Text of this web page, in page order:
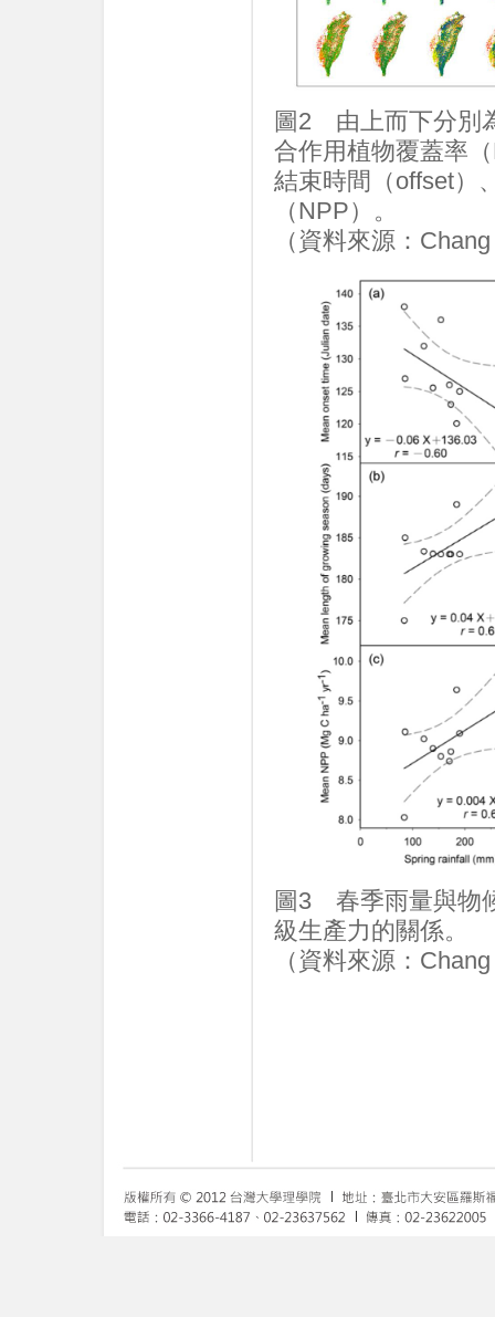
圖2 由上而下分別
合作用植物覆蓋率
結束時間（offset）
（NPP）。
（資料來源：
圖3 春季雨量與物
級生產力的關係。
（資料來源：